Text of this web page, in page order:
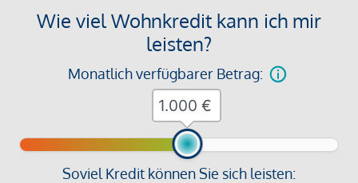
Wie viel Wohnkredit kann ich mir
leisten?
Monatlich verfügbarer Betrag:
Soviel Kredit können Sie sich leisten:
€